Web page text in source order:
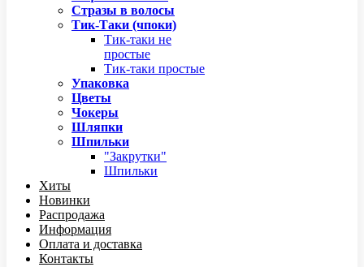
Стразы в волосы
Тик-Таки (чпоки)
Тик-таки не
простые
Тик-таки простые
Упаковка
Цветы
Чокеры
Шляпки
Шпильки
"Закрутки"
Шпильки
Хиты
Новинки
Распродажа
Информация
Оплата и доставка
Контакты